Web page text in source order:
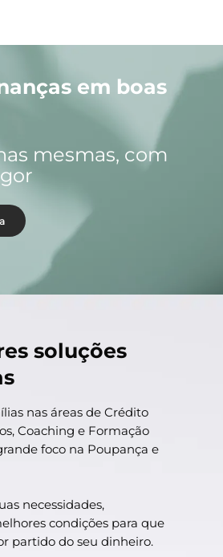
em boas
mesmas, com
soluções
nas áreas de Crédito
Coaching e Formação
foco na Poupança e
necessidades,
condições para que
partido do seu dinheiro.